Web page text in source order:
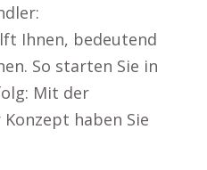
Ihnen, bedeutend
So starten Sie in
Mit der
haben Sie